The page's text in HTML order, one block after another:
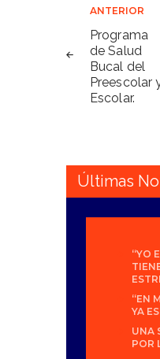
de
entradas
ANTERIOR
Programa
de Salud
Bucal del
Preescolar
Escolar.
Últimas
“YO
“EN
YA
UNA
POR